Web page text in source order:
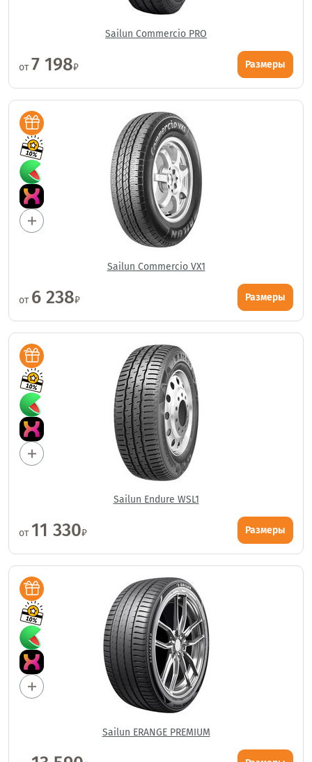
Sailun Commercio PRO
от7 198₽ Размеры
Sailun Commercio VX1
от 6 238₽ Размеры
Sailun Endure WSL1
от11 330₽ Размеры
Sailun ERANGE PREMIUM